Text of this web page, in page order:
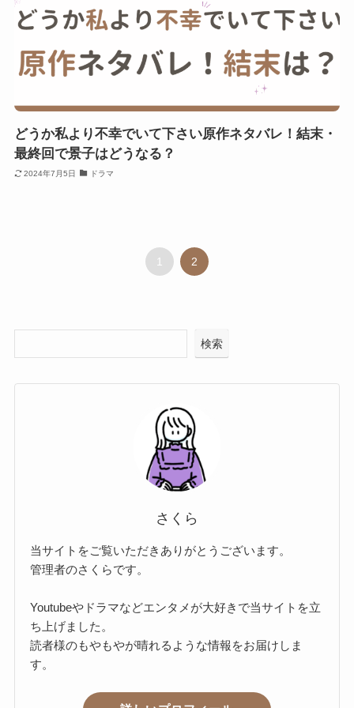
どうか私より不幸でいて下さい原作ネタバレ！結末・
最終回で景子はどうなる？
2024年7月5日 ドラマ
1 2
検索
さくら
当サイトをご覧いただきありがとうございます。
管理者のさくらです。
Youtubeやドラマなどエンタメが大好きで当サイトを立
ち上げました。
読者様のもやもやが晴れるような情報をお届けしま
す。